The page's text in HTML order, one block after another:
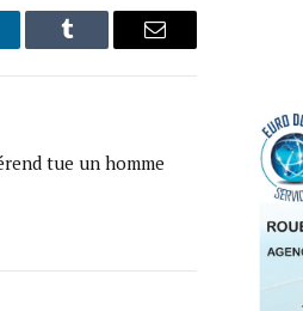
Tumblr Courriel
tue un homme